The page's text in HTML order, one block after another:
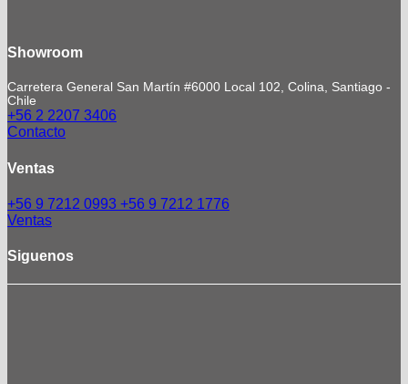
Showroom
Carretera General San Martín #6000 Local 102, Colina, Santiago -
Chile
+56 2 2207 3406
Contacto
Ventas
+56 9 7212 0993 +56 9 7212 1776
Ventas
Siguenos